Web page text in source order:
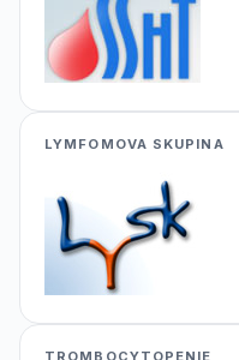
LYMFOMOVA SKUPINA
TROMBOCYTOPENIE